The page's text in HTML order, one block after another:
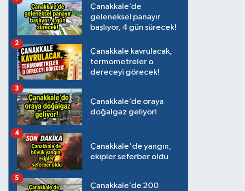
Çanakkale’de
geleneksel panayır
başlıyor, 4 gün sürecek!
Çanakkale kavrulacak,
termometreler o
dereceyi görecek!
2
Çanakkale’de oraya
doğalgaz geliyor!
3
Çanakkale'de yangın,
ekipler seferber oldu
4
Çanakkale’de 200
5